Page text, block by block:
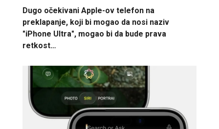
Dugo očekivani Apple-ov telefon na
preklapanje, koji bi mogao da nosi naziv
"iPhone Ultra", mogao bi da bude prava
retkost…